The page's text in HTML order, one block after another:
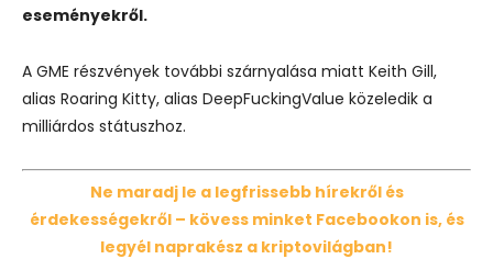
eseményekről.
A GME részvények további szárnyalása miatt Keith Gill,
alias Roaring Kitty, alias DeepFuckingValue közeledik a
milliárdos státuszhoz.
Ne maradj le a legfrissebb hírekről és
érdekességekről – kövess minket Facebookon is, és
legyél naprakész a kriptovilágban!